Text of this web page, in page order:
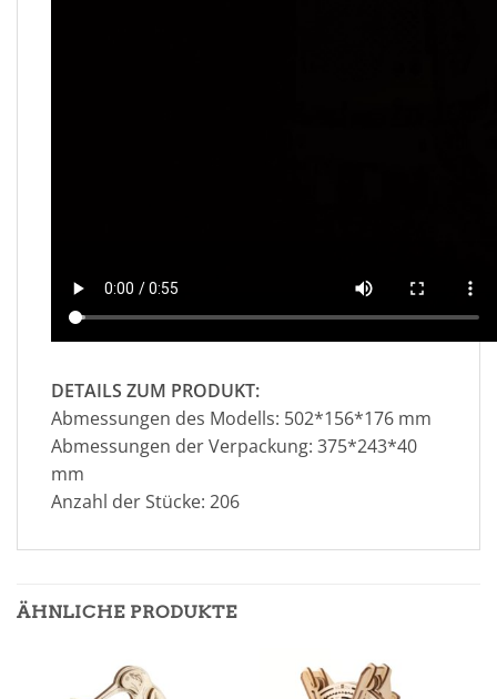
DETAILS ZUM PRODUKT:
Abmessungen des Modells: 502*156*176 mm
Abmessungen der Verpackung: 375*243*40
mm
Anzahl der Stücke: 206
ÄHNLICHE PRODUKTE